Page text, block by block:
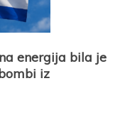
energija bila je
iz